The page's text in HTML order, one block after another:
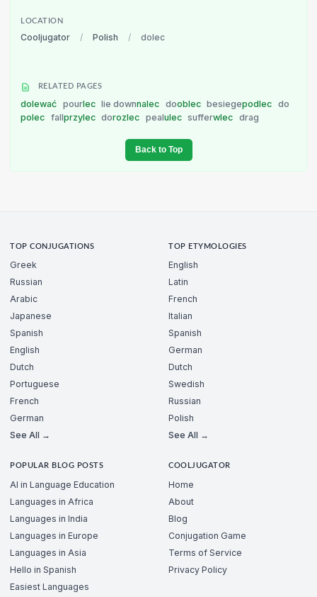
LOCATION
Cooljugator / Polish / dolec
RELATED PAGES
dolewać pourlec lie downnalec dooblec besiegepodlec do
polec fallprzylec dorozlec pealulec sufferwlec drag
Back to Top
TOP CONJUGATIONS
Greek
Russian
Arabic
Japanese
Spanish
English
Dutch
Portuguese
French
German
See All →
TOP ETYMOLOGIES
English
Latin
French
Italian
Spanish
German
Dutch
Swedish
Russian
Polish
See All →
POPULAR BLOG POSTS
AI in Language Education
Languages in Africa
Languages in India
Languages in Europe
Languages in Asia
Hello in Spanish
Easiest Languages
COOLJUGATOR
Home
About
Blog
Conjugation Game
Terms of Service
Privacy Policy